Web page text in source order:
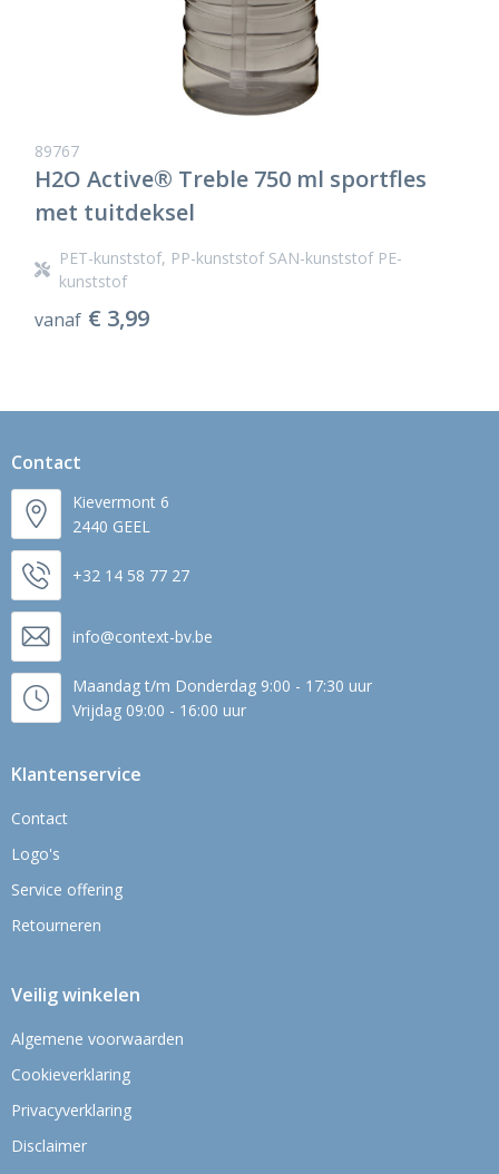
89767
H2O Active® Treble 750 ml sportfles
met tuitdeksel
PET-kunststof, PP-kunststof SAN-kunststof PE-
kunststof
vanaf € 3,99
Contact
Kievermont 6
2440 GEEL
+32 14 58 77 27
info@context-bv.be
Maandag t/m Donderdag 9:00 - 17:30 uur
Vrijdag 09:00 - 16:00 uur
Klantenservice
Contact
Logo's
Service offering
Retourneren
Veilig winkelen
Algemene voorwaarden
Cookieverklaring
Privacyverklaring
Disclaimer